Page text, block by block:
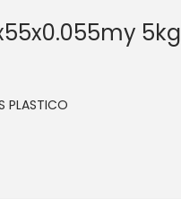
5kg
PLASTICO